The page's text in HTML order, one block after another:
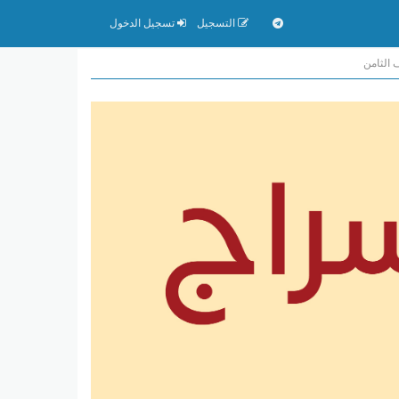
التسجيل تسجيل الدخول